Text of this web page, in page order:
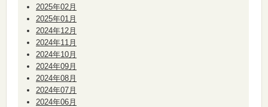
2025年02月
2025年01月
2024年12月
2024年11月
2024年10月
2024年09月
2024年08月
2024年07月
2024年06月